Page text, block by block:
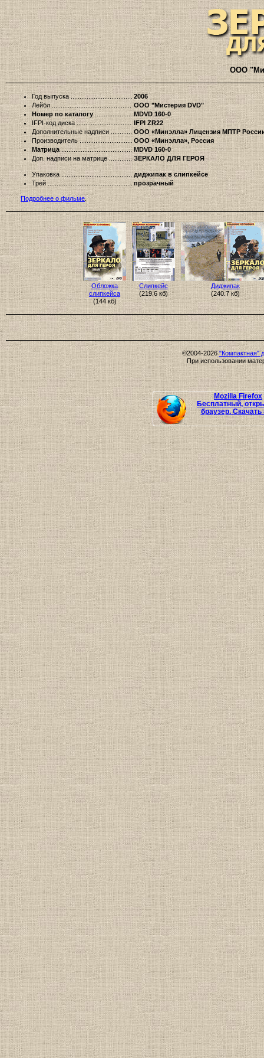
ООО
Год выпуска
2006
Лейбл
ООО "Мистерия DVD"
Номер по каталогу
MDVD 160-0
IFPI-код диска
IFPI ZR22
Дополнительные надписи
ООО «Минэлла» Лицензия МПТР
Производитель
ООО «Минэлла», Россия
Матрица
MDVD 160-0
Доп. надписи на матрице
ЗЕРКАЛО ДЛЯ ГЕРОЯ
Упаковка
диджипак в слипкейсе
Трей
прозрачный
Подробнее о фильме.
Обложка
слипкейса
(144 кб)
Слипкейс
(219.6 кб)
Диджипак
(240.7 кб)
©2004-2026"Компактная"
При использовании
Mozilla Firefox
Бесплатный,
браузер. Скачать